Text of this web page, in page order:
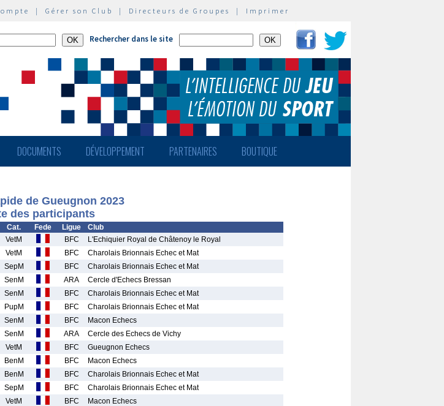
| Gérer son Club | Directeurs de Groupes | Imprimer
Rechercher dans le site
DOCUMENTS DÉVELOPPEMENT PARTENAIRES BOUTIQUE
de Gueugnon 2023
des participants
Cat. Fede Ligue
Club
VetM BFC
L'Echiquier Royal de Châtenoy le Royal
VetM BFC
Charolais Brionnais Echec et Mat
SepM BFC
Charolais Brionnais Echec et Mat
SenM ARA
Cercle d'Echecs Bressan
SenM BFC
Charolais Brionnais Echec et Mat
PupM BFC
Charolais Brionnais Echec et Mat
SenM BFC
Macon Echecs
SenM ARA
Cercle des Echecs de Vichy
VetM BFC
Gueugnon Echecs
BenM BFC
Macon Echecs
BenM BFC
Charolais Brionnais Echec et Mat
SepM BFC
Charolais Brionnais Echec et Mat
VetM BFC
Macon Echecs